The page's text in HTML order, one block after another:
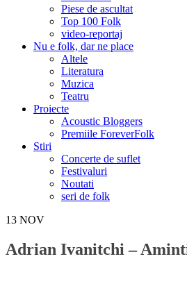
Piese de ascultat
Top 100 Folk
video-reportaj
Nu e folk, dar ne place
Altele
Literatura
Muzica
Teatru
Proiecte
Acoustic Bloggers
Premiile ForeverFolk
Stiri
Concerte de suflet
Festivaluri
Noutati
seri de folk
13 NOV
Adrian Ivanitchi –